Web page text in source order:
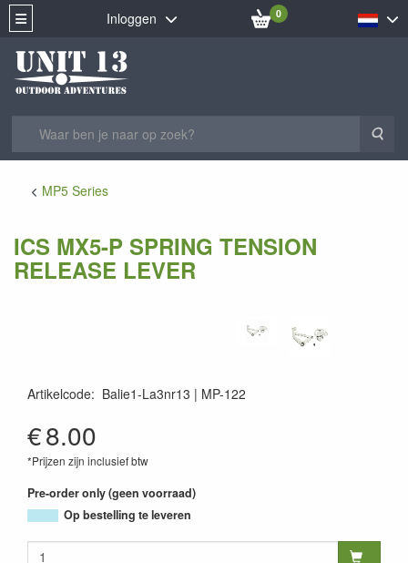
Inloggen 0
MP5 Series
ICS MX5-P SPRING TENSION
RELEASE LEVER
Artikelcode: Balie1-La3nr13
MP-122
€8.00
*Prijzen zijn inclusief btw
Pre-order only (geen voorraad)
Op bestelling te leveren